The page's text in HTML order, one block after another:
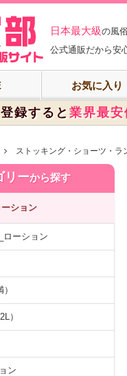
日本最大級の風
公式通販だから安
お気に入り
録すると 業界最
ストッキング・ショーツ・ラ
リーから探す
ション
ローション
）
ン